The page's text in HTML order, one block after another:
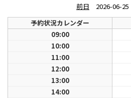
前日 2026-06-25
予約状況カレンダー
09:00
10:00
11:00
12:00
13:00
14:00